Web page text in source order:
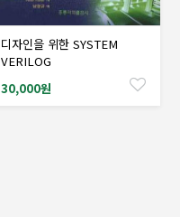
샘플도서신청
디자인을 위한 SYSTEM
VERILOG
30,000원